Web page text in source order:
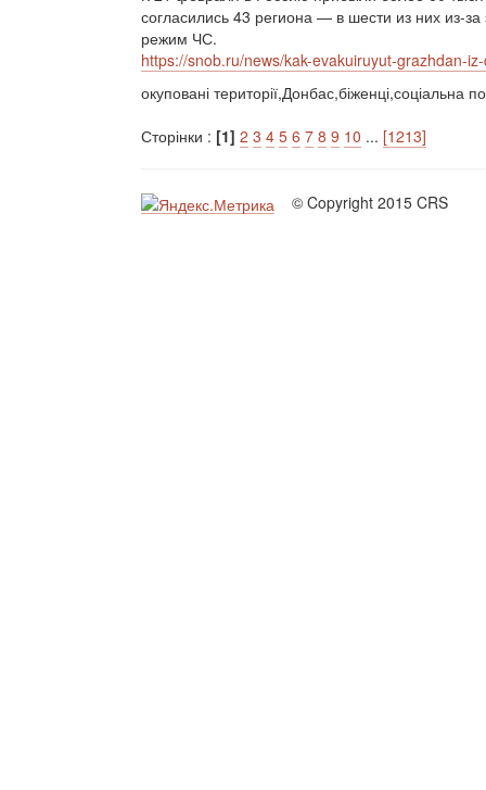
согласились 43 региона — в шести из них из-
режим ЧС.
https://snob.ru/news/kak-evakuiruyut-grazhdan-
окуповані території,Донбас,біженці,соціальна
Сторінки : [1] 2 3 4 5 6 7 8 9 10 ... [1213]
© Copyright 2015 CRS